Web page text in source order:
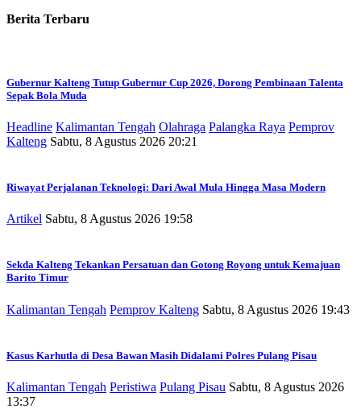
Berita Terbaru
Gubernur Kalteng Tutup Gubernur Cup 2026, Dorong Pembinaan Talenta
Sepak Bola Muda
Headline Kalimantan Tengah Olahraga Palangka Raya Pemprov
Kalteng Sabtu, 8 Agustus 2026 20:21
Riwayat Perjalanan Teknologi: Dari Awal Mula Hingga Masa Modern
Artikel Sabtu, 8 Agustus 2026 19:58
Sekda Kalteng Tekankan Persatuan dan Gotong Royong untuk Kemajuan
Barito Timur
Kalimantan Tengah Pemprov Kalteng Sabtu, 8 Agustus 2026 19:43
Kasus Karhutla di Desa Bawan Masih Didalami Polres Pulang Pisau
Kalimantan Tengah Peristiwa Pulang Pisau Sabtu, 8 Agustus 2026
13:37